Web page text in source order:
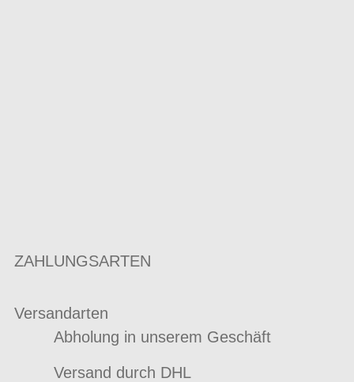
ZAHLUNGSARTEN
Versandarten
Abholung in unserem Geschäft
Versand durch DHL